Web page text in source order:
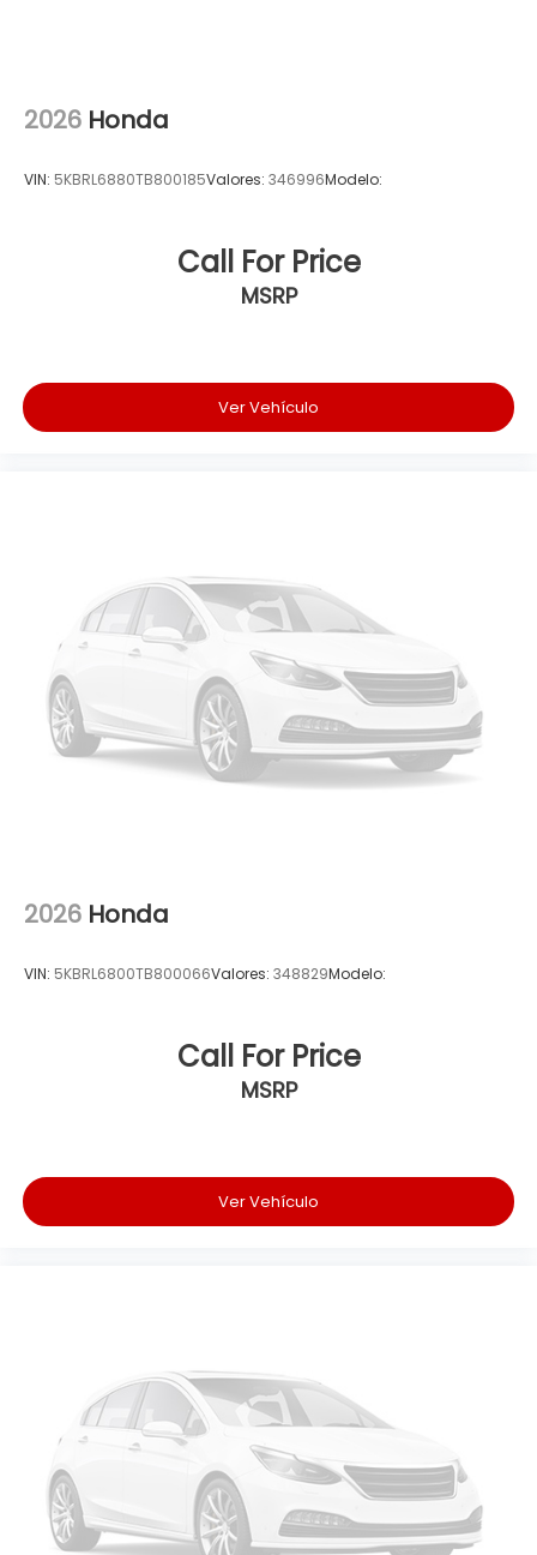
2026 Honda
VIN: 5KBRL6880TB800185Valores: 346996Modelo:
Call For Price
MSRP
Ver Vehículo
2026 Honda
VIN: 5KBRL6800TB800066Valores: 348829Modelo:
Call For Price
MSRP
Ver Vehículo